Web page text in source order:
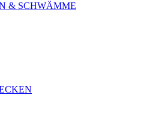
& SCHWÄMME